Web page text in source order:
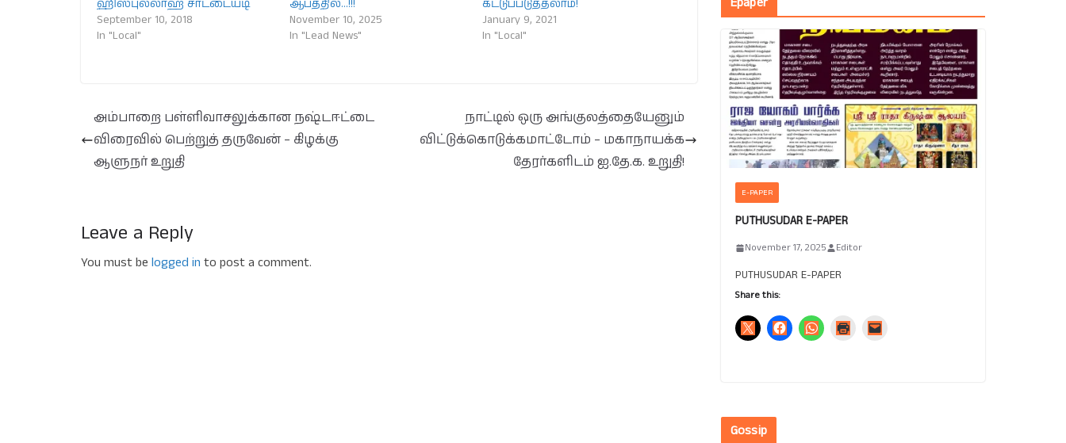
ஹிஸ்புல்லாஹ் சாட்டையடி
September 10, 2018
In "Local"
ஆபத்தில்…!!!
November 10, 2025
In "Lead News"
கட்டுப்படுத்தலாம்!
January 9, 2021
In "Local"
அம்பாறை பள்ளிவாசலுக்கான நஷ்டஈட்டை
விரைவில் பெற்றுத் தருவேன் – கிழக்கு
ஆளுநர் உறுதி
நாட்டில் ஒரு அங்குலத்தையேனும்
விட்டுக்கொடுக்கமாட்டோம் – மகாநாயக்க
தேரர்களிடம் ஐ.தே.க. உறுதி!
Leave a Reply
You must be logged in to post a comment.
E-PAPER
PUTHUSUDAR E-PAPER
November 17, 2025 Editor
PUTHUSUDAR E-PAPER
Share this:
Gossip